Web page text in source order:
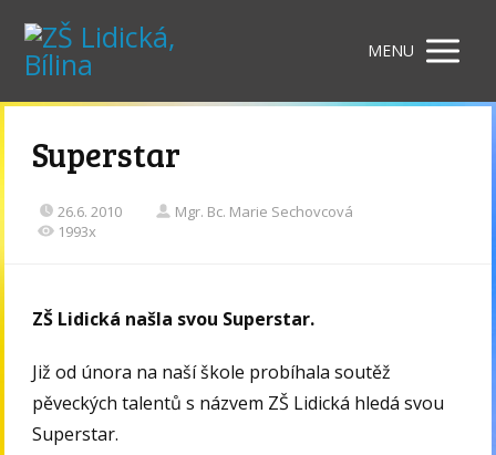
MENU
Superstar
26.6. 2010
Mgr. Bc. Marie Sechovcová
1993x
ZŠ Lidická našla svou Superstar.
Již od února na naší škole probíhala soutěž
pěveckých talentů s názvem ZŠ Lidická hledá svou
Superstar.